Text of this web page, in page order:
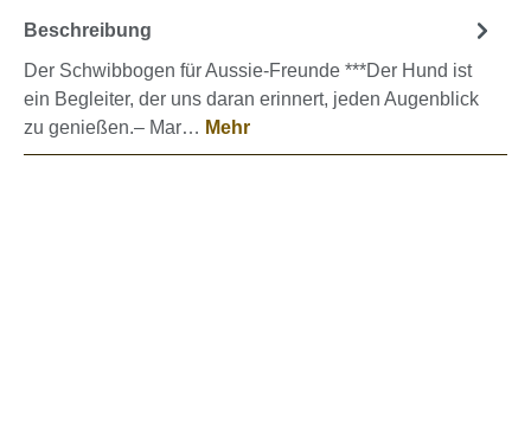
Beschreibung
Der Schwibbogen für Aussie-Freunde ***Der Hund ist
ein Begleiter, der uns daran erinnert, jeden Augenblick
zu genießen.– Mar… Mehr